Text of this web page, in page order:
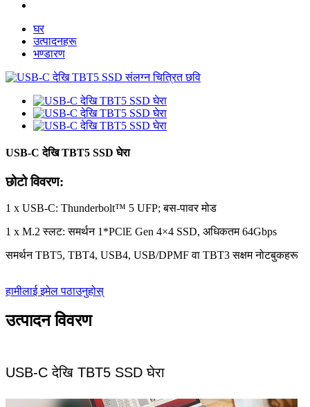
घर
उत्पादनहरू
भण्डारण
USB-C देखि TBT5 SSD घेरा
छोटो विवरण:
1 x USB-C: Thunderbolt™ 5 UFP; बस-पावर मोड
1 x M.2 स्लट: समर्थन 1*PClE Gen 4×4 SSD, अधिकतम 64Gbps
समर्थन TBT5, TBT4, USB4, USB/DPMF वा TBT3 सक्षम नोटबुकहरू
हामीलाई इमेल पठाउनुहोस्
उत्पादन विवरण
USB-C देखि TBT5 SSD घेरा